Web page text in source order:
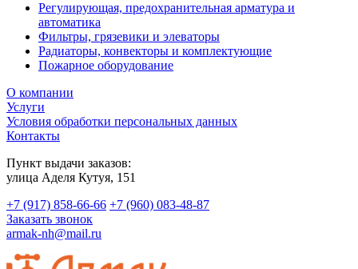
Регулирующая, предохранительная арматура и
автоматика
Фильтры, грязевики и элеваторы
Радиаторы, конвекторы и комплектующие
Пожарное оборудование
О компании
Услуги
Условия обработки персональных данных
Контакты
Пункт выдачи заказов:
​улица Аделя Кутуя, 151
+7 (917) 858-66-66 +7 (960) 083-48-87
Заказать звонок
armak-nh@mail.ru